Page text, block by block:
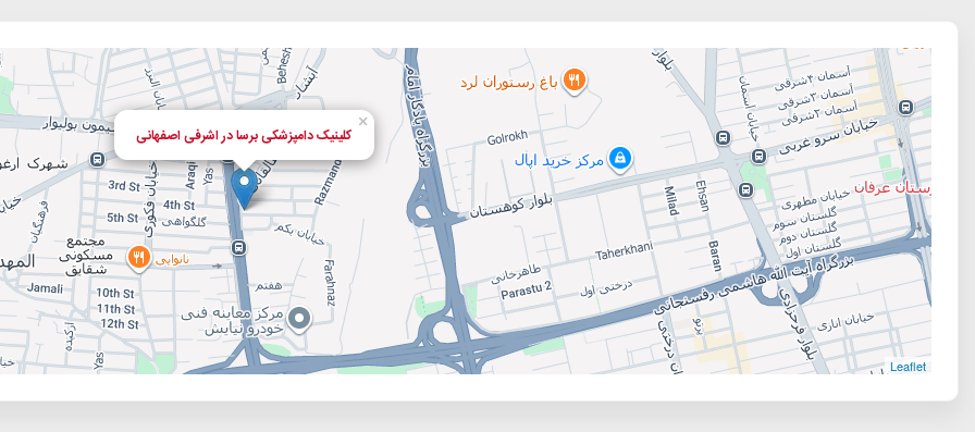
کلینیک دامپزشکی برسا در اشرفی اصفهانی
×
Leaflet